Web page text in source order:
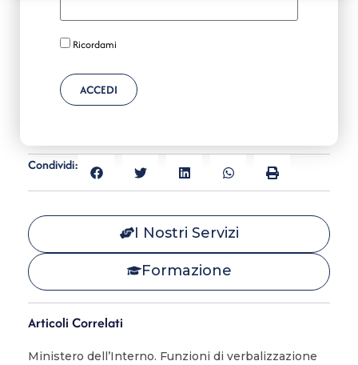
Ricordami
ACCEDI
Condividi:
I Nostri Servizi
Formazione
Articoli Correlati
Ministero dell’Interno. Funzioni di verbalizzazione